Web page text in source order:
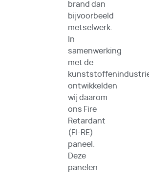
brand dan
bijvoorbeeld
metselwerk.
In
samenwerking
met de
ontwikkelden
wij daarom
ons Fire
Retardant
(FI-RE)
paneel.
Deze
panelen